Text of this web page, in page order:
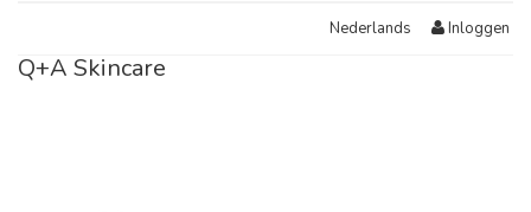
Nederlands Inloggen
Q+A Skincare